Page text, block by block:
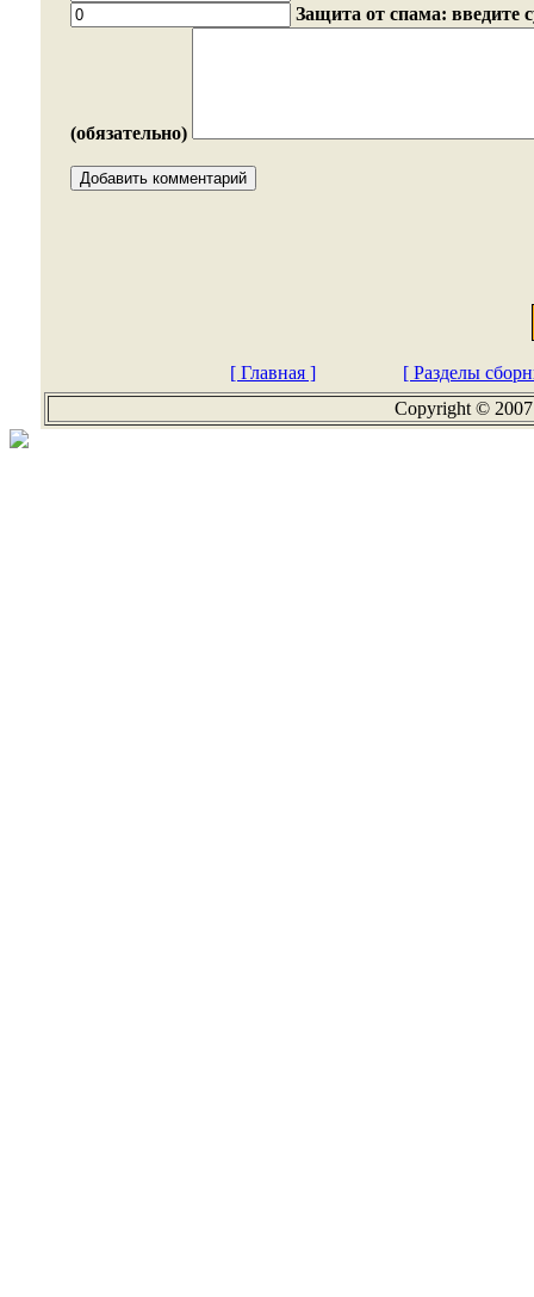
Защита от спама: введите
(обязательно)
[ Главная ]
[ Разделы
Copyright ©